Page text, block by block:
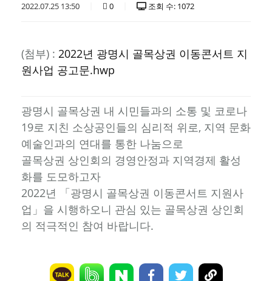
2022.07.25 13:50 0 조회 수: 1072
(첨부) : 2022년 광명시 골목상권 이동콘서트 지
원사업 공고문.hwp
광명시 골목상권 내 시민들과의 소통 및 코로나
19로 지친 소상공인들의 심리적 위로, 지역 문화
예술인과의 연대를 통한 나눔으로
골목상권 상인회의 경영안정과 지역경제 활성
화를 도모하고자
2022년 「광명시 골목상권 이동콘서트 지원사
업」을 시행하오니 관심 있는 골목상권 상인회
의 적극적인 참여 바랍니다.